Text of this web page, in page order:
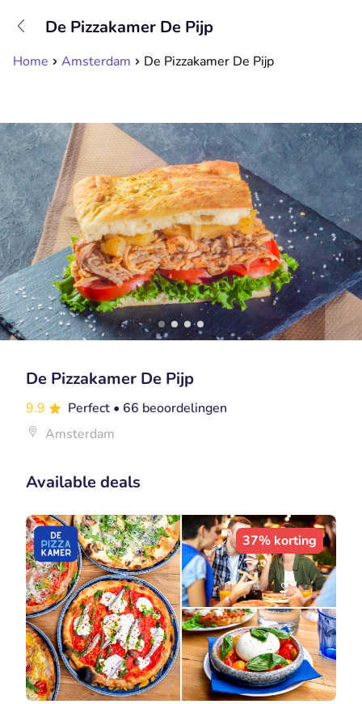
De Pizzakamer De Pijp
Home Amsterdam De Pizzakamer De Pijp
De Pizzakamer De Pijp
9.9 Perfect • 66 beoordelingen
Amsterdam
Available deals
37% korting